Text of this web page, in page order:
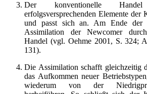
Der konventionelle
erfolgsversprechenden Elemente der
und passt sich an. Am Ende der
Assimilation der Newcomer
Handel (vgl. Oehme 2001, S. 324;
131).
Die Assimilation schafft gleichzeitig
das Aufkommen neuer
wiederum von der